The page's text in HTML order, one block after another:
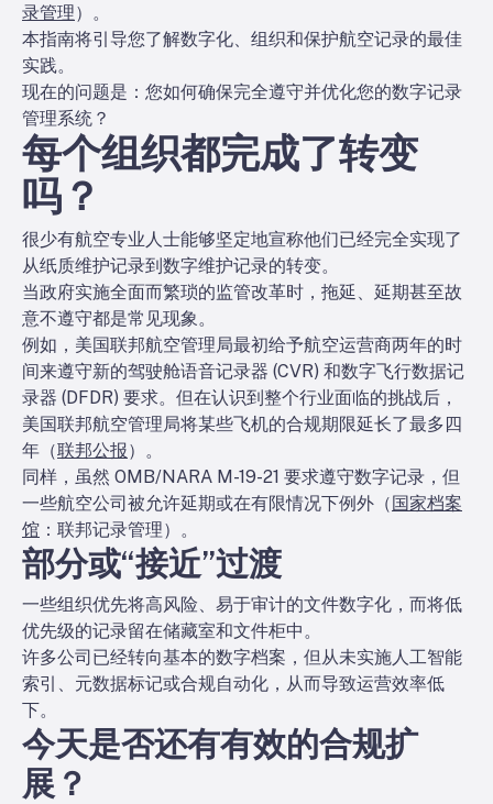
录管理）。
本指南将引导您了解数字化、组织和保护航空记录的最佳
实践。
现在的问题是：您如何确保完全遵守并优化您的数字记录
管理系统？
每个组织都完成了转变
吗？
很少有航空专业人士能够坚定地宣称他们已经完全实现了
从纸质维护记录到数字维护记录的转变。
当政府实施全面而繁琐的监管改革时，拖延、延期甚至故
意不遵守都是常见现象。
例如，美国联邦航空管理局最初给予航空运营商两年的时
间来遵守新的驾驶舱语音记录器 (CVR) 和数字飞行数据记
录器 (DFDR) 要求。但在认识到整个行业面临的挑战后，
美国联邦航空管理局将某些飞机的合规期限延长了最多四
年（联邦公报）。
同样，虽然 OMB/NARA M-19-21 要求遵守数字记录，但
一些航空公司被允许延期或在有限情况下例外（国家档案
馆 ：联邦记录管理）。
部分或“接近”过渡
一些组织优先将高风险、易于审计的文件数字化，而将低
优先级的记录留在储藏室和文件柜中。
许多公司已经转向基本的数字档案，但从未实施人工智能
索引、元数据标记或合规自动化，从而导致运营效率低
下。
今天是否还有有效的合规扩
展？